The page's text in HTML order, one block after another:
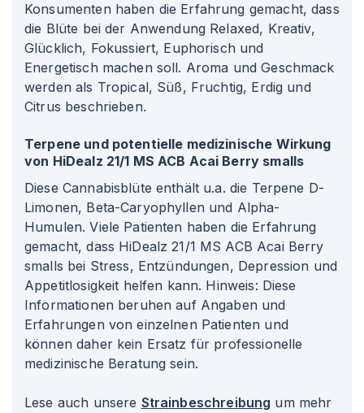
Konsumenten haben die Erfahrung gemacht, dass
die Blüte bei der Anwendung Relaxed, Kreativ,
Glücklich, Fokussiert, Euphorisch und
Energetisch machen soll. Aroma und Geschmack
werden als Tropical, Süß, Fruchtig, Erdig und
Citrus beschrieben.
Terpene und potentielle medizinische Wirkung
von HiDealz 21/1 MS ACB Acai Berry smalls
Diese Cannabisblüte enthält u.a. die Terpene D-
Limonen, Beta-Caryophyllen und Alpha-
Humulen. Viele Patienten haben die Erfahrung
gemacht, dass HiDealz 21/1 MS ACB Acai Berry
smalls bei Stress, Entzündungen, Depression und
Appetitlosigkeit helfen kann. Hinweis: Diese
Informationen beruhen auf Angaben und
Erfahrungen von einzelnen Patienten und
können daher kein Ersatz für professionelle
medizinische Beratung sein.
Lese auch unsere Strainbeschreibung um mehr